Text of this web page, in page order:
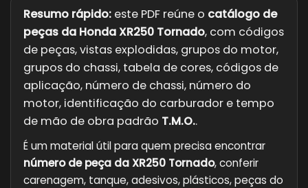
Resumo rápido: este PDF reúne o catálogo de
peças da Honda XR250 Tornado, com códigos
de peças, vistas explodidas, grupos do motor,
grupos do chassi, tabela de cores, códigos de
aplicação, número de chassi, número do
motor, identificação do carburador e tempo
de mão de obra padrão T.M.O..
É um material útil para quem precisa encontrar
número de peça da XR250 Tornado, conferir
carenagem, tanque, adesivos, plásticos, peças do